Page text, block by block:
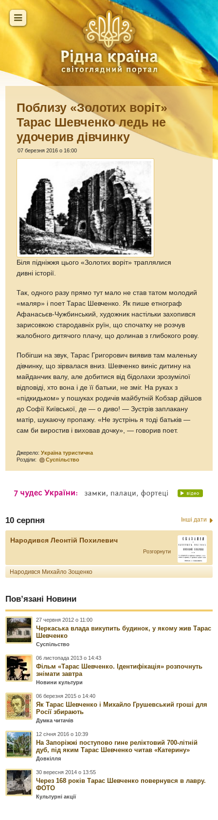
Поблизу «Золотих воріт»
Тарас Шевченко ледь не
удочерив дівчинку
07 березня 2016 о 16:00
Біля підніжжя цього «Золотих воріт» траплялися
дивні історії.
Так, одного разу прямо тут мало не став татом молодий
«маляр» і поет Тарас Шевченко. Як пише етнограф
Афанасьєв-Чужбинський, художник настільки захопився
зарисовкою стародавніх руїн, що спочатку не розчув
жалобного дитячого плачу, що долинав з глибокого рову.
Побігши на звук, Тарас Григорович виявив там маленьку
дівчинку, що зірвалася вниз. Шевченко виніс дитину на
майданчик валу, але добитися від бідолахи зрозумілої
відповіді, хто вона і де її батьки, не зміг. На руках з
«підкидьком» у пошуках родичів майбутній Кобзар дійшов
до Софії Київської, де — о диво! — Зустрів заплакану
матір, шукаючу пропажу. «Не зустрінь я тоді батьків —
сам би виростив і виховав дочку», — говорив поет.
Джерело:Україна туристична
Розділи:
Суспільство
10 серпня Інші дати
Народився Леонтій Похилевич
Розгорнути
Народився Михайло Зощенко
Пов’язані Новини
27 червня 2012 о 11:00
Черкаська влада викупить будинок, у якому жив Тарас
Шевченко
Суспільство
06 листопада 2013 о 14:43
Фільм «Тарас Шевченко. Ідентифікація» розпочнуть
знімати завтра
Новини культури
06 березня 2015 о 14:40
Як Тарас Шевченко і Михайло Грушевський гроші для
Росії збирають
Думка читачів
12 січня 2016 о 10:39
На Запоріжжі поступово гине реліктовий 700-літній
дуб, під яким Тарас Шевченко читав «Катерину»
Довкілля
30 вересня 2014 о 13:55
Через 168 років Тарас Шевченко повернувся в лавру.
ФОТО
Культурні акції